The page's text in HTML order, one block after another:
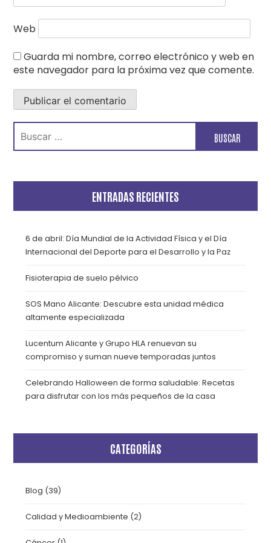
Web
Guarda mi nombre, correo electrónico y web en
este navegador para la próxima vez que comente.
Buscar:
ENTRADAS RECIENTES
6 de abril: Día Mundial de la Actividad Física y el Día
Internacional del Deporte para el Desarrollo y la Paz
Fisioterapia de suelo pélvico
SOS Mano Alicante: Descubre esta unidad médica
altamente especializada
Lucentum Alicante y Grupo HLA renuevan su
compromiso y suman nueve temporadas juntos
Celebrando Halloween de forma saludable: Recetas
para disfrutar con los más pequeños de la casa
CATEGORÍAS
Blog (39)
Calidad y Medioambiente (2)